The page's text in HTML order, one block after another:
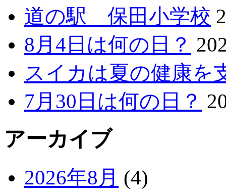
道の駅 保田小学校
8月4日は何の日？
スイカは夏の健康を
7月30日は何の日？
アーカイブ
2026年8月 (4)